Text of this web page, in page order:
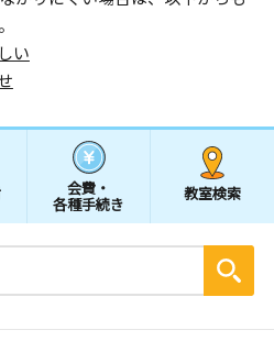
い
会費・
各種手続き
教室検索